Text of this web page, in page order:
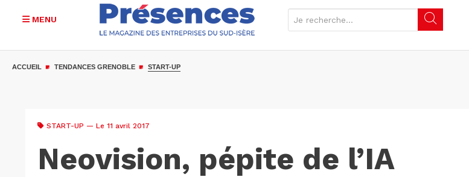
MENU
ACCUEIL TENDANCES GRENOBLE START-UP
START-UP — Le 11 avril 2017
Neovision, pépite de l’IA